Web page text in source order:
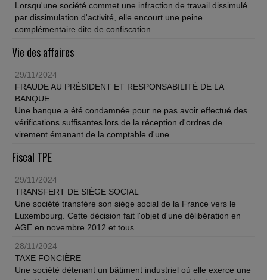
Lorsqu'une société commet une infraction de travail dissimulé
par dissimulation d'activité, elle encourt une peine
complémentaire dite de confiscation...
Vie des affaires
29/11/2024
FRAUDE AU PRÉSIDENT ET RESPONSABILITÉ DE LA
BANQUE
Une banque a été condamnée pour ne pas avoir effectué des
vérifications suffisantes lors de la réception d'ordres de
virement émanant de la comptable d'une...
Fiscal TPE
29/11/2024
TRANSFERT DE SIÈGE SOCIAL
Une société transfère son siège social de la France vers le
Luxembourg. Cette décision fait l'objet d'une délibération en
AGE en novembre 2012 et tous...
28/11/2024
TAXE FONCIÈRE
Une société détenant un bâtiment industriel où elle exerce une